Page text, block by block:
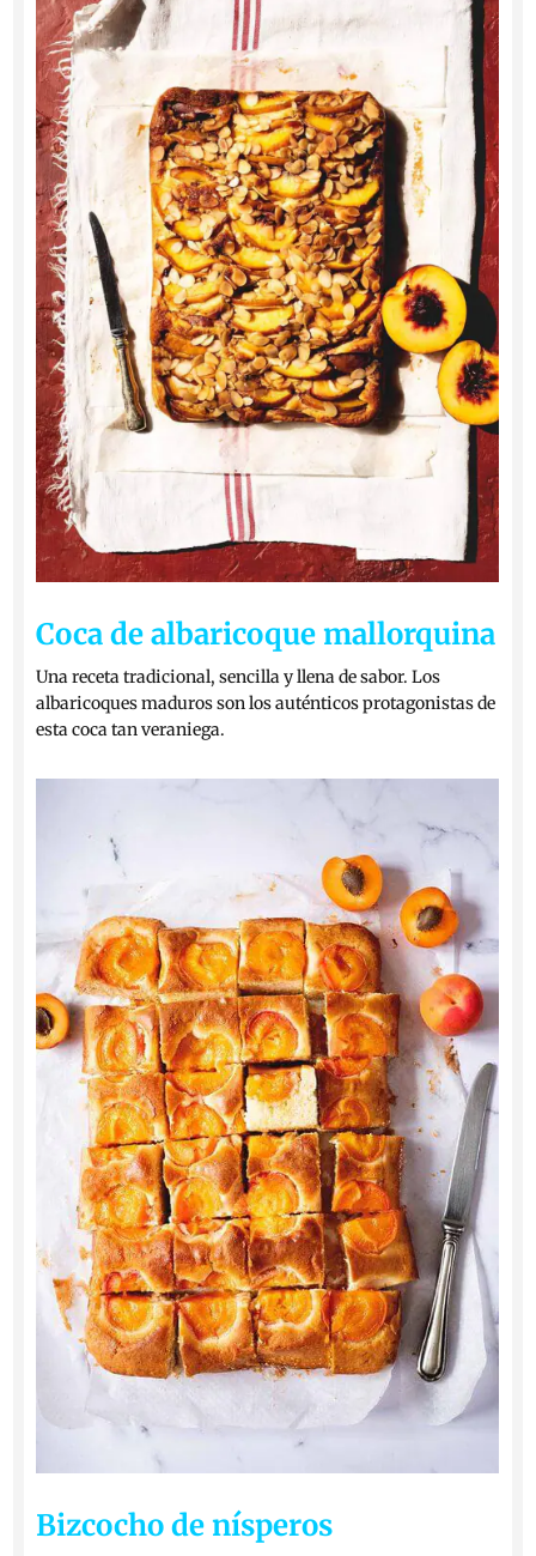
Coca de albaricoque mallorquina
Una receta tradicional, sencilla y llena de sabor. Los
albaricoques maduros son los auténticos protagonistas de
esta coca tan veraniega.
Bizcocho de nísperos